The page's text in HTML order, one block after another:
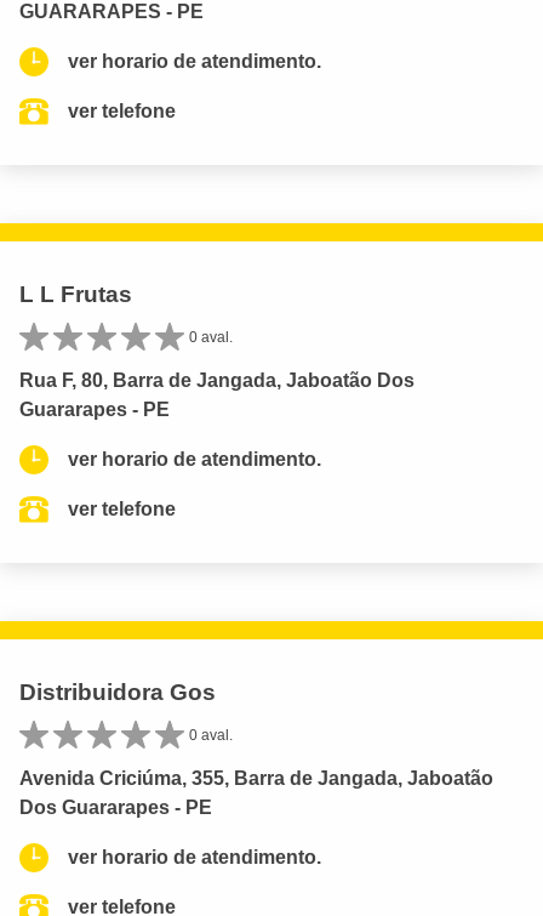
GUARARAPES - PE
ver horario de atendimento.
ver telefone
L L Frutas
0 aval.
Rua F, 80, Barra de Jangada, Jaboatão Dos
Guararapes - PE
ver horario de atendimento.
ver telefone
Distribuidora Gos
0 aval.
Avenida Criciúma, 355, Barra de Jangada, Jaboatão
Dos Guararapes - PE
ver horario de atendimento.
ver telefone